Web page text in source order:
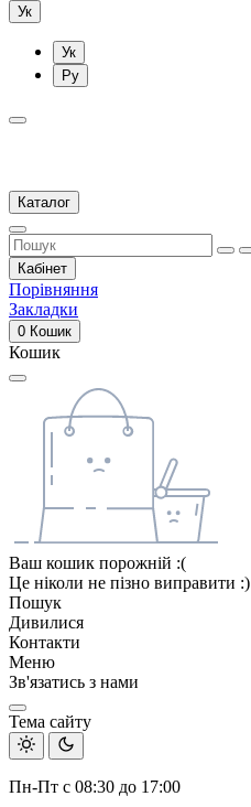
Ук
Ук
Ру
Каталог
Кабінет
Порівняння
Закладки
0 Кошик
Кошик
Ваш кошик порожній :(
Це ніколи не пізно виправити :)
Пошук
Дивилися
Контакти
Меню
Зв'язатись з нами
Тема сайту
Пн-Пт с 08:30 до 17:00